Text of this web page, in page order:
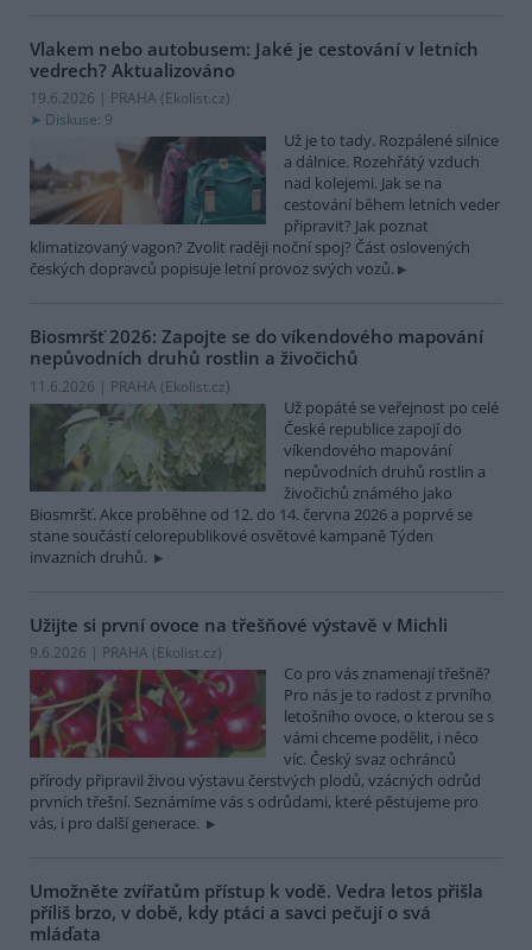
Vlakem nebo autobusem: Jaké je cestování v letních
vedrech? Aktualizováno
19.6.2026 | PRAHA (Ekolist.cz)
Diskuse: 9
Už je to tady. Rozpálené silnice
a dálnice. Rozehřátý vzduch
nad kolejemi. Jak se na
cestování během letních veder
připravit? Jak poznat
klimatizovaný vagon? Zvolit raději noční spoj? Část oslovených
českých dopravců popisuje letní provoz svých vozů.
Biosmršť 2026: Zapojte se do víkendového mapování
nepůvodních druhů rostlin a živočichů
11.6.2026 | PRAHA (Ekolist.cz)
Už popáté se veřejnost po celé
České republice zapojí do
víkendového mapování
nepůvodních druhů rostlin a
živočichů známého jako
Biosmršť. Akce proběhne od 12. do 14. června 2026 a poprvé se
stane součástí celorepublikové osvětové kampaně Týden
invazních druhů.
Užijte si první ovoce na třešňové výstavě v Michli
9.6.2026 | PRAHA (Ekolist.cz)
Co pro vás znamenají třešně?
Pro nás je to radost z prvního
letošního ovoce, o kterou se s
vámi chceme podělit, i něco
víc. Český svaz ochránců
přírody připravil živou výstavu čerstvých plodů, vzácných odrůd
prvních třešní. Seznámíme vás s odrůdami, které pěstujeme pro
vás, i pro další generace.
Umožněte zvířatům přístup k vodě. Vedra letos přišla
příliš brzo, v době, kdy ptáci a savci pečují o svá
mláďata